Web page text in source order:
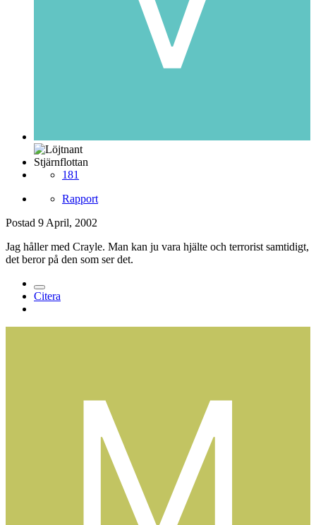
Stjärnflottan
181
Rapport
Postad 9 April, 2002
Jag håller med Crayle. Man kan ju vara hjälte och terrorist samtidigt,
det beror på den som ser det.
Citera